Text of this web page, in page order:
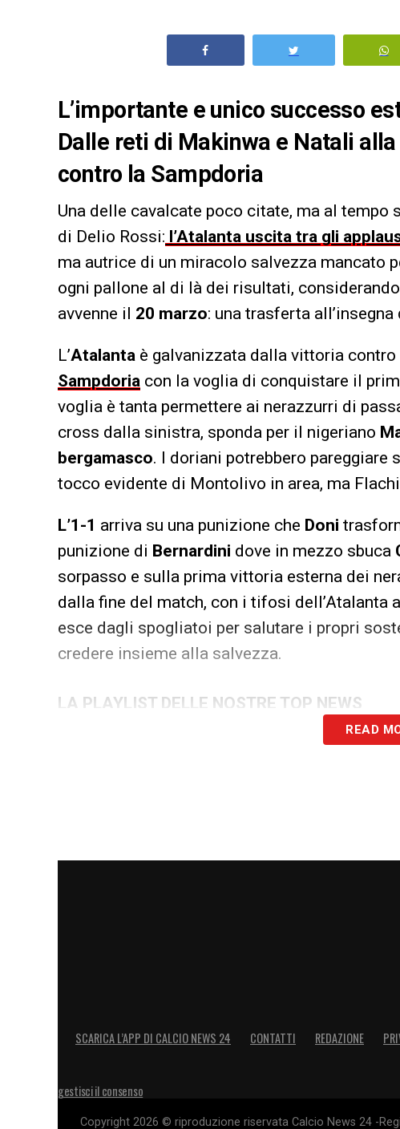
L’importante e unico successo
Dalle reti di Makinwa e Natali
contro la Sampdoria
Una delle cavalcate poco citate, ma al
di Delio Rossi: l’Atalanta uscita tra gli
ma autrice di un miracolo salvezza mancato
ogni pallone al di là dei risultati,
avvenne il 20 marzo: una trasferta all’insegna
L’Atalanta è galvanizzata dalla vittoria contro
Sampdoria con la voglia di conquistare il
voglia è tanta permettere ai nerazzurri di
cross dalla sinistra, sponda per il nigeriano
bergamasco. I doriani potrebbero pareggiare
tocco evidente di Montolivo in area, ma
L’1-1 arriva su una punizione che Doni
punizione di Bernardini dove in mezzo sbuca
sorpasso e sulla prima vittoria esterna dei
dalla fine del match, con i tifosi dell’Atalanta
esce dagli spogliatoi per salutare i propri
credere insieme alla salvezza.
LA PLAYLIST DELLE NOSTRE TOP NEWS
READ
SCARICA L’APP DI CALCIO NEWS 24 CONTATTI REDAZIONE
gestisci il consenso
Copyright 2026 © riproduzione riservata Calcio News 24 -